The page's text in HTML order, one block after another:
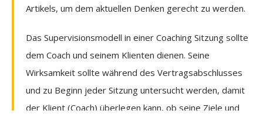
Artikels, um dem aktuellen Denken gerecht zu werden.
Das Supervisionsmodell in einer Coaching Sitzung sollte
dem Coach und seinem Klienten dienen. Seine
Wirksamkeit sollte während des Vertragsabschlusses
und zu Beginn jeder Sitzung untersucht werden, damit
der Klient (Coach) überlegen kann, ob seine Ziele und